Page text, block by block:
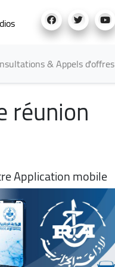
& Appels d'offres
réunion
Application mobile